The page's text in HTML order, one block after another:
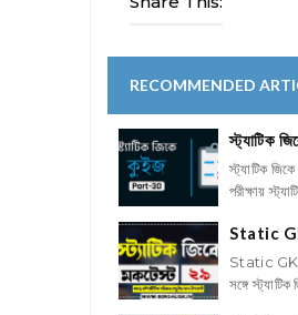
RECOMMENDED
স্ট্যাটিক
স্ট্যাটিক
পরীক্ষায়
Static
Static
সঙ্গে